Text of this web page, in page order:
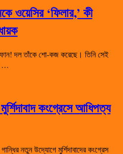
‘ফিলার,’ কী
ফোন! দল তাঁকে শো-কজ করেছে। তিনি সেই
…
কংগ্রেসে আধিপত্য
গান্ধির নতুন উদ্যোগে মুর্শিদাবাদের কংগ্রেস